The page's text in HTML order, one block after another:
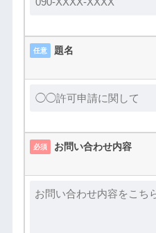
任意 題名
必須 お問い合わせ内容